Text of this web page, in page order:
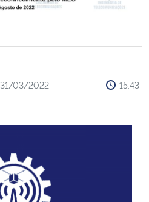
31/03/2022 15:43